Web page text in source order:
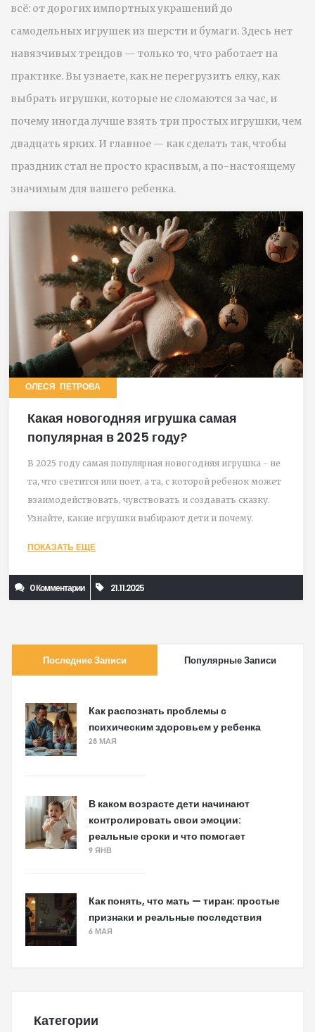
всё: от дорогих импортных украшений до
самодельных игрушек из шерсти и бумаги. Здесь нет
навязчивых трендов — только то, что работает на
практике. Вы узнаете, как не перегрузить елку, как
выбрать игрушки, которые не сломаются за час, и
почему иногда лучше взять три простых игрушки, чем
двадцать ярких. И главное — как сделать так, чтобы
праздник стал не просто красивым, а по-настоящему
значимым для вашего ребенка.
ОЛЕСЯ ПЕТРОВА
Какая новогодняя игрушка самая
популярная в 2025 году?
В 2025 году самая популярная новогодняя игрушка - не
та, что светится или поет, а та, с которой ребенок может
взаимодействовать, чувствовать и создавать сказку.
Узнайте, какие игрушки выбирают дети и почему.
ПОКАЗАТЬ ЕЩЕ
0 Комментарии 21.11.2025
Последние Записи Популярные Записи
Как распознать проблемы с
психическим здоровьем у ребенка
28 МАЯ
В каком возрасте дети начинают
контролировать свои эмоции:
реальные сроки и что помогает
9 ЯНВ
Как понять, что мать — тиран: простые
признаки и реальные последствия
6 МАЯ
Категории